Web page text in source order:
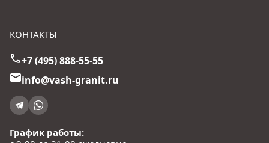
КОНТАКТЫ
+7 (495) 888-55-55
info@vash-granit.ru
График работы: